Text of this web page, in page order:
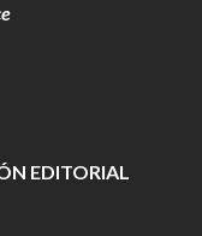
EDITORIAL